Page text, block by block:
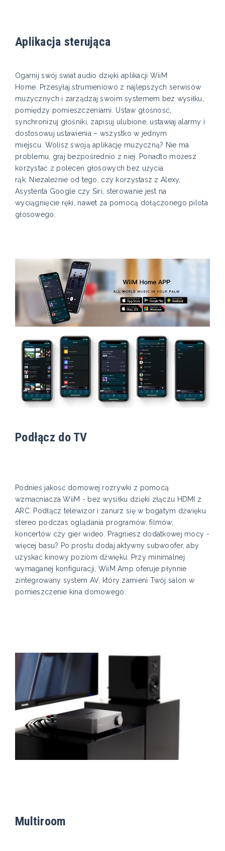
Aplikacja sterująca
Ogarnij swój świat audio dzięki aplikacji WiiM
Home. Przesyłaj strumieniowo z najlepszych serwisów
muzycznych i zarządzaj swoim systemem bez wysiłku,
pomiędzy pomieszczeniami. Ustaw głośność,
synchronizuj głośniki, zapisuj ulubione, ustawiaj alarmy i
dostosowuj ustawienia – wszystko w jednym
miejscu. Wolisz swoją aplikację muzyczną? Nie ma
problemu, graj bezpośrednio z niej. Ponadto możesz
korzystać z poleceń głosowych bez użycia
rąk. Niezależnie od tego, czy korzystasz z Alexy,
Asystenta Google czy Siri, sterowanie jest na
wyciągnięcie ręki, nawet za pomocą dołączonego pilota
głosowego.
Podłącz do TV
Podnieś jakość domowej rozrywki z pomocą
wzmacniacza WiiM - bez wysiłku dzięki złączu HDMI z
ARC. Podłącz telewizor i zanurz się w bogatym dźwięku
stereo podczas oglądania programów, filmów,
koncertów czy gier wideo. Pragniesz dodatkowej mocy -
więcej basu? Po prostu dodaj aktywny subwoofer, aby
uzyskać kinowy poziom dźwięku. Przy minimalnej
wymaganej konfiguracji, WiiM Amp oferuje płynnie
zintegrowany system AV, który zamieni Twój salon w
pomieszczenie kina domowego.
Multiroom